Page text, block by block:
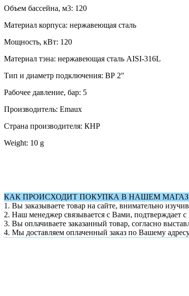
Объем бассейна, м3: 120
Материал корпуса: нержавеющая сталь
Мощность, кВт: 120
Материал тэна: нержавеющая сталь AISI-316L
Тип и диаметр подключения: ВР 2"
Рабочее давление, бар: 5
Производитель: Emaux
Страна производителя: КНР
Weight: 10 g
КАК ПРОИСХОДИТ ПОКУПКА В НАШЕМ
1. Вы заказываете товар на сайте, внимательно
2. Наш менеджер связывается с Вами, подтверждает
3. Вы оплачиваете заказанный товар, согласно
4. Мы доставляем оплаченный заказ по Вашему